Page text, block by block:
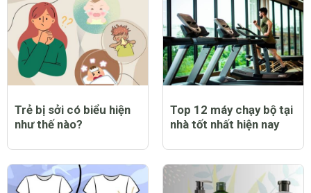
Trẻ bị sởi có biểu hiện
như thế nào?
Top 12 máy chạy bộ tại
nhà tốt nhất hiện nay